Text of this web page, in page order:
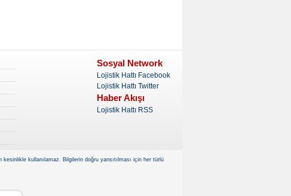
Sosyal Network
Lojistik Hattı Facebook
Lojistik Hattı Twitter
Haber Akışı
Lojistik Hattı RSS
kullanılamaz. Bilgilerin doğru yansıtılması için her türlü